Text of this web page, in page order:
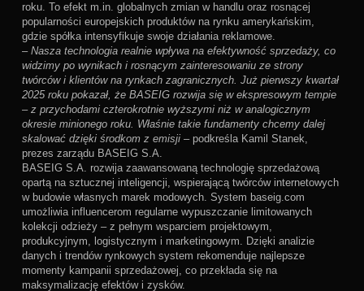
roku. To efekt m.in. globalnych zmian w handlu oraz rosnącej
popularności europejskich produktów na rynku amerykańskim,
gdzie spółka intensyfikuje swoje działania reklamowe.
– Nasza technologia realnie wpływa na efektywność sprzedaży, co
widzimy po wynikach i rosnącym zainteresowaniu ze strony
twórców i klientów na rynkach zagranicznych. Już pierwszy kwartał
2025 roku pokazał, że BASEIG rozwija się w ekspresowym tempie
– z przychodami czterokrotnie wyższymi niż w analogicznym
okresie minionego roku. Właśnie takie fundamenty chcemy dalej
skalować dzięki środkom z emisji– podkreśla Kamil Stanek,
prezes zarządu BASEIG S.A.
BASEIG S.A. rozwija zaawansowaną technologię sprzedażową
opartą na sztucznej inteligencji, wspierającą twórców internetowych
w budowie własnych marek modowych. System baseig.com
umożliwia influencerom regularne wypuszczanie limitowanych
kolekcji odzieży – z pełnym wsparciem projektowym,
produkcyjnym, logistycznym i marketingowym. Dzięki analizie
danych i trendów rynkowych system rekomenduje najlepsze
momenty kampanii sprzedażowej, co przekłada się na
maksymalizację efektów i zysków.